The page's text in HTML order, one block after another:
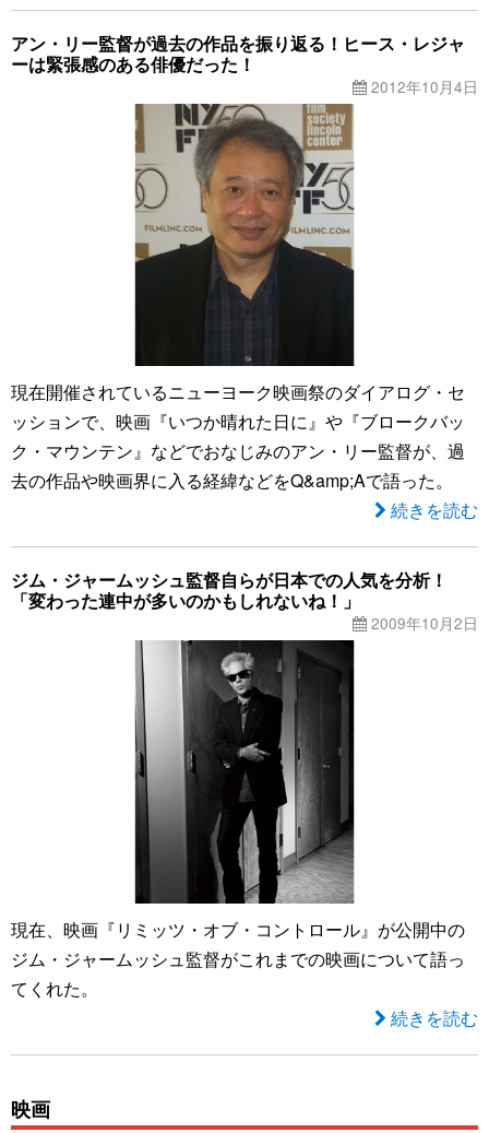
アン・リー監督が過去の作品を振り返る！ヒース・レジャ
ーは緊張感のある俳優だった！
2012年10月4日
現在開催されているニューヨーク映画祭のダイアログ・セ
ッションで、映画『いつか晴れた日に』や『ブロークバッ
ク・マウンテン』などでおなじみのアン・リー監督が、過
去の作品や映画界に入る経緯などをQ&amp;Aで語った。
続きを読む
ジム・ジャームッシュ監督自らが日本での人気を分析！
「変わった連中が多いのかもしれないね！」
2009年10月2日
現在、映画『リミッツ・オブ・コントロール』が公開中の
ジム・ジャームッシュ監督がこれまでの映画について語っ
てくれた。
続きを読む
映画